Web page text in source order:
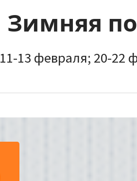
Зимняя
11-13 февраля; 20-22